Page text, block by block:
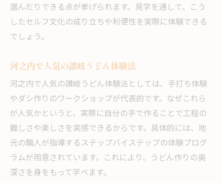
選んだりできる点が挙げられます。見学を通して、こう
したセルフ文化の成り立ちや利便性を実際に体験できる
でしょう。
河之内で人気の讃岐うどん体験法
河之内で人気の讃岐うどん体験法としては、手打ち体験
やダシ作りのワークショップが代表的です。なぜこれら
が人気かというと、実際に自分の手で作ることで工程の
難しさや楽しさを実感できるからです。具体的には、地
元の職人が指導するステップバイステップの体験プログ
ラムが用意されています。これにより、うどん作りの奥
深さを身をもって学べます。